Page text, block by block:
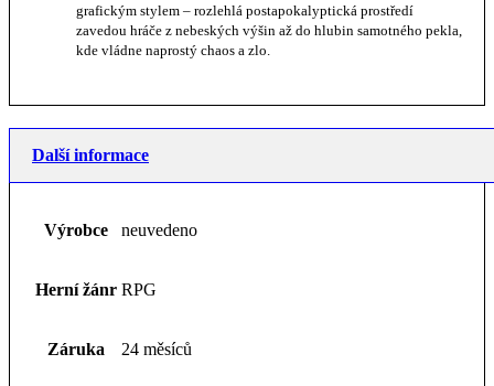
grafickým stylem – rozlehlá postapokalyptická prostředí
zavedou hráče z nebeských výšin až do hlubin samotného pekla,
kde vládne naprostý chaos a zlo.
Další informace
Výrobce neuvedeno
Herní žánr RPG
Záruka 24 měsíců